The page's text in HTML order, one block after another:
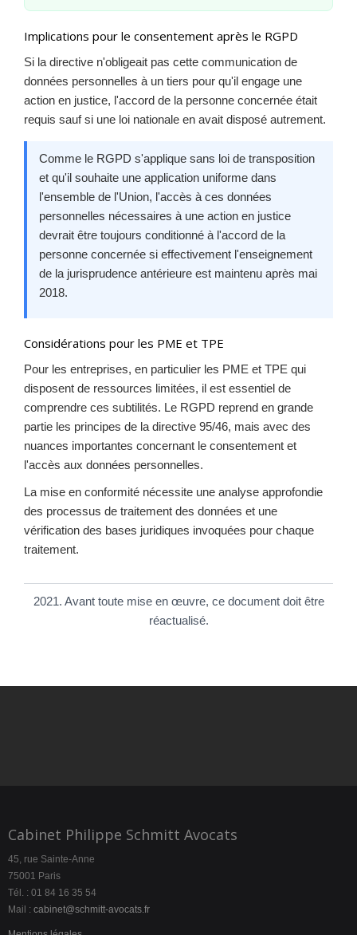
Implications pour le consentement après le RGPD
Si la directive n'obligeait pas cette communication de
données personnelles à un tiers pour qu'il engage une
action en justice, l'accord de la personne concernée était
requis sauf si une loi nationale en avait disposé autrement.
Comme le RGPD s'applique sans loi de transposition
et qu'il souhaite une application uniforme dans
l'ensemble de l'Union, l'accès à ces données
personnelles nécessaires à une action en justice
devrait être toujours conditionné à l'accord de la
personne concernée si effectivement l'enseignement
de la jurisprudence antérieure est maintenu après mai
2018.
Considérations pour les PME et TPE
Pour les entreprises, en particulier les PME et TPE qui
disposent de ressources limitées, il est essentiel de
comprendre ces subtilités. Le RGPD reprend en grande
partie les principes de la directive 95/46, mais avec des
nuances importantes concernant le consentement et
l'accès aux données personnelles.
La mise en conformité nécessite une analyse approfondie
des processus de traitement des données et une
vérification des bases juridiques invoquées pour chaque
traitement.
2021. Avant toute mise en œuvre, ce document doit être
réactualisé.
Cabinet Philippe Schmitt Avocats
45, rue Sainte-Anne
75001 Paris
Tél. : 01 84 16 35 54
Mail : cabinet@schmitt-avocats.fr